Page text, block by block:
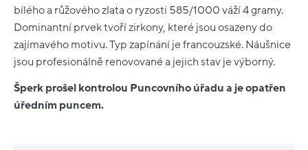
bílého a růžového zlata o ryzosti 585/1000 váží 4 gramy.
Dominantní prvek tvoří zirkony, které jsou osazeny do
zajímavého motivu. Typ zapínání je francouzské. Náušnice
jsou profesionálně renovované a jejich stav je výborný.
Šperk prošel kontrolou Puncovního úřadu a je opatřen
úředním puncem.